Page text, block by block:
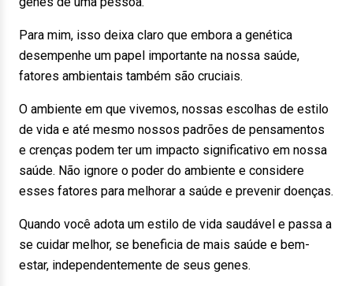
Para mim, isso deixa claro que embora a genética
desempenhe um papel importante na nossa saúde,
fatores ambientais também são cruciais.
O ambiente em que vivemos, nossas escolhas de estilo
de vida e até mesmo nossos padrões de pensamentos
e crenças podem ter um impacto significativo em nossa
saúde. Não ignore o poder do ambiente e considere
esses fatores para melhorar a saúde e prevenir doenças.
Quando você adota um estilo de vida saudável e passa a
se cuidar melhor, se beneficia de mais saúde e bem-
estar, independentemente de seus genes.